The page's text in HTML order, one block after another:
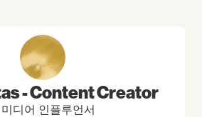
- Content Creator
디어 인플루언서